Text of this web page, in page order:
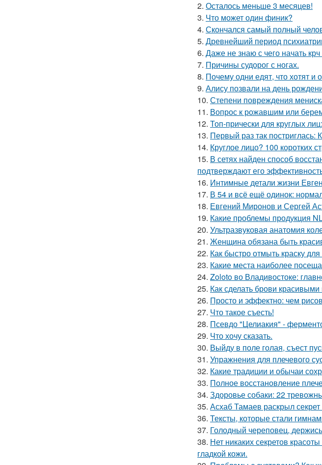
2. Осталось меньше 3 месяцев!
3. Что может один финик?
4. Скончался самый полный
5. Древнейший период
6. Даже не знаю с чего начать
7. Причины судорог с ногах.
8. Почему одни едят, что хотят и
9. Алису позвали на день
10. Степени повреждения
11. Вопрос к рожавшим или
12. Топ-прически для круглых
13. Первый раз так
14. Круглое лицо? 100 коротких
15. В сетях найден способ
подтверждают его
16. Интимные детали жизни
17. В 54 и всё ещё одинок:
18. Евгений Миронов и Сергей
19. Какие проблемы продукция
20. Ультразвуковая анатомия
21. Женщина обязана быть
22. Как быстро отмыть краску
23. Какие места наиболее
24. Zoloto во Владивостоке:
25. Как сделать брови
26. Просто и эффектно: чем
27. Что такое съесть!
28. Псевдо "Целиакия" -
29. Что хочу сказать.
30. Выйду в поле голая, съест
31. Упражнения для плечевого
32. Какие традиции и обычаи
33. Полное восстановление
34. Здоровье собаки: 22
35. Асхаб Тамаев раскрыл
36. Тексты, которые стали
37. Голодный череповец,
38. Нет никаких секретов
гладкой кожи.